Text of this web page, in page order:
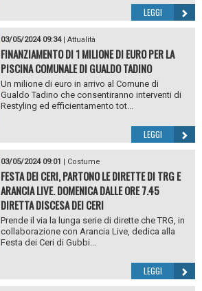
LEGGI
03/05/2024 09:34| Attualità
FINANZIAMENTO DI 1 MILIONE DI EURO PER LA
PISCINA COMUNALE DI GUALDO TADINO
Un milione di euro in arrivo al Comune di
Gualdo Tadino che consentiranno interventi di
Restyling ed efficientamento tot...
LEGGI
03/05/2024 09:01 | Costume
FESTA DEI CERI, PARTONO LE DIRETTE DI TRG E
ARANCIA LIVE. DOMENICA DALLE ORE 7.45
DIRETTA DISCESA DEI CERI
Prende il via la lunga serie di dirette che TRG, in
collaborazione con Arancia Live, dedica alla
Festa dei Ceri di Gubbi...
LEGGI